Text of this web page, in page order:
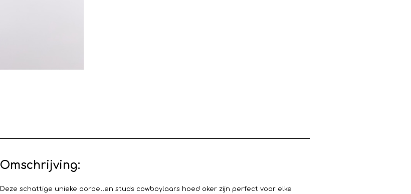
Omschrijving:
Deze schattige unieke oorbellen studs cowboylaars hoed oker zijn perfect voor elke